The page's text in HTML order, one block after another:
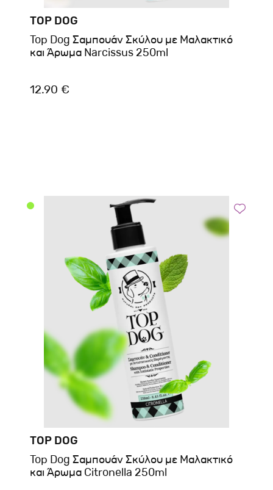
TOP DOG
Top Dog Σαμπουάν Σκύλου με Μαλακτικό
και Άρωμα Narcissus 250ml
12.90 €
TOP DOG
Top Dog Σαμπουάν Σκύλου με Μαλακτικό
και Άρωμα Citronella 250ml